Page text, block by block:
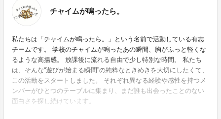
チャイムが鳴ったら。
私たちは「チャイムが鳴ったら。」という名前で活動している有志
チームです。 学校のチャイムが鳴ったあの瞬間、胸がふっと軽くな
るような高揚感。 放課後に流れる自由で少し特別な時間。 私たち
は、そんな“遊びが始まる瞬間”の純粋なときめきを大切にしたくて、
この活動をスタートしました。 それぞれ異なる経験や感性を持つメ
ンバーがひとつのテーブルに集まり、まだ誰も出会ったことのない
面白さを探し続けています。